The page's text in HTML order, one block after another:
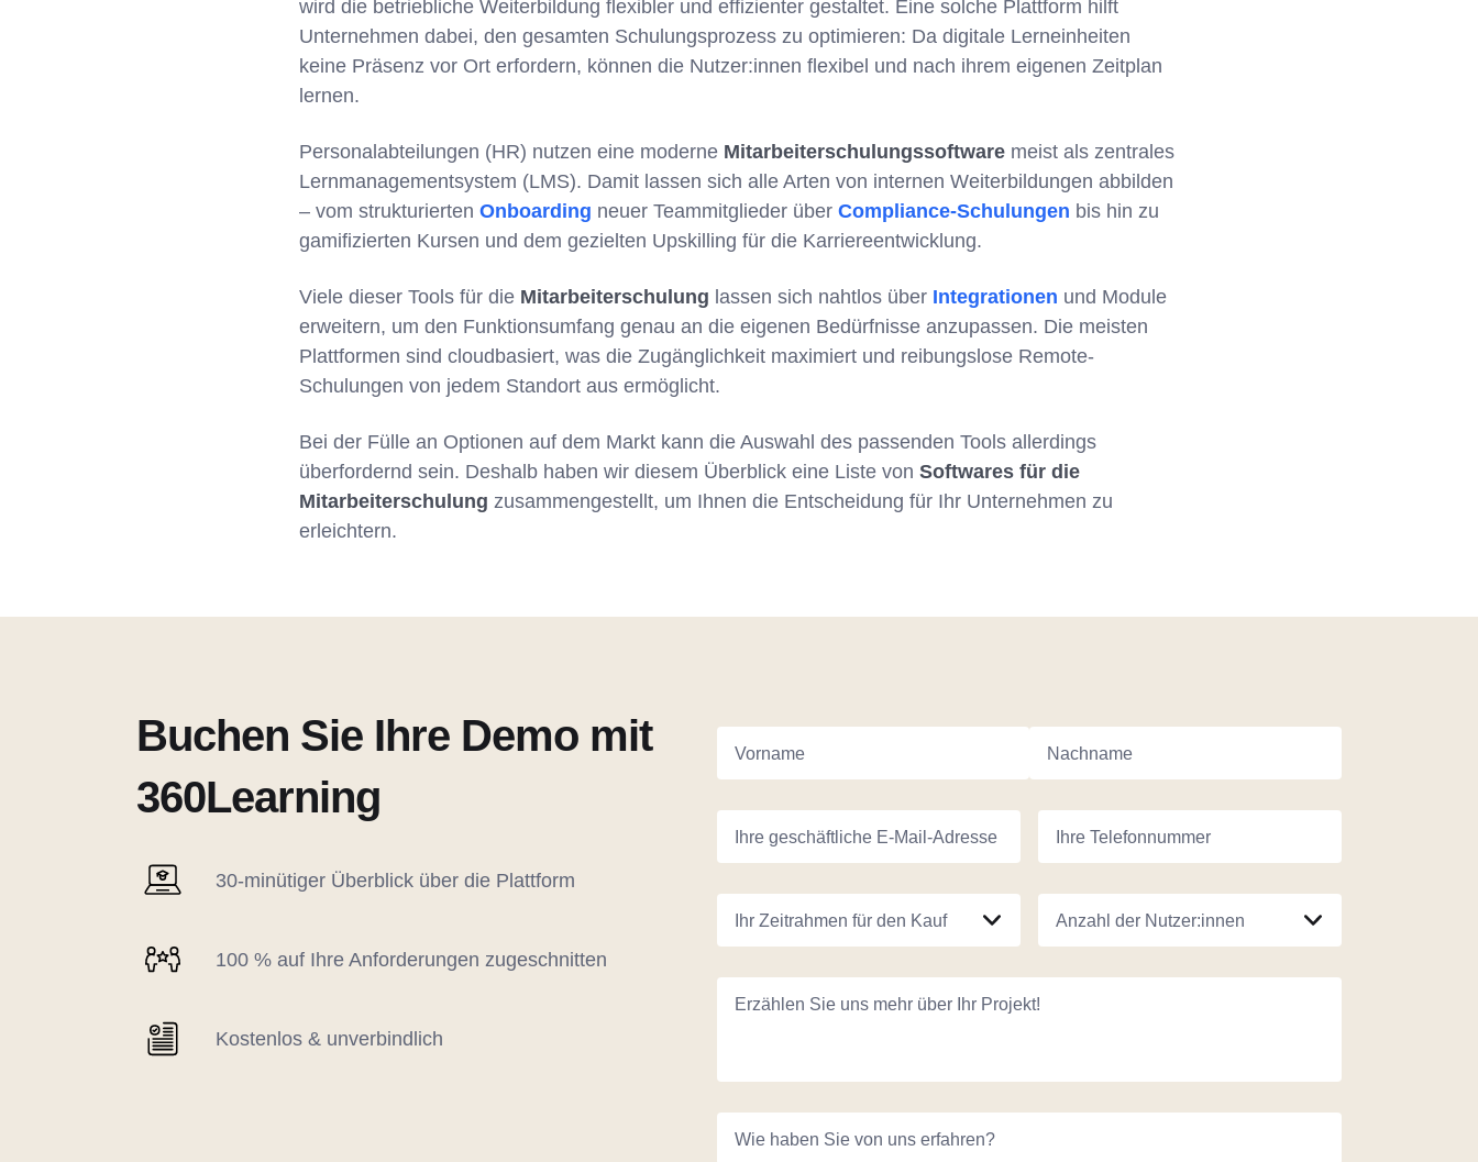
wird die betriebliche Weiterbildung flexibler und effizienter gestaltet. Eine solche Plattform hilft
Unternehmen dabei, den gesamten Schulungsprozess zu optimieren: Da digitale Lerneinheiten
keine Präsenz vor Ort erfordern, können die Nutzer:innen flexibel und nach ihrem eigenen Zeitplan
lernen.
Personalabteilungen (HR) nutzen eine moderne Mitarbeiterschulungssoftware meist als zentrales
Lernmanagementsystem (LMS). Damit lassen sich alle Arten von internen Weiterbildungen abbilden
– vom strukturierten Onboarding neuer Teammitglieder über Compliance-Schulungen bis hin zu
gamifizierten Kursen und dem gezielten Upskilling für die Karriereentwicklung.
Viele dieser Tools für die Mitarbeiterschulung lassen sich nahtlos über Integrationen und Module
erweitern, um den Funktionsumfang genau an die eigenen Bedürfnisse anzupassen. Die meisten
Plattformen sind cloudbasiert, was die Zugänglichkeit maximiert und reibungslose Remote-
Schulungen von jedem Standort aus ermöglicht.
Bei der Fülle an Optionen auf dem Markt kann die Auswahl des passenden Tools allerdings
überfordernd sein. Deshalb haben wir diesem Überblick eine Liste von Softwares für die
Mitarbeiterschulung zusammengestellt, um Ihnen die Entscheidung für Ihr Unternehmen zu
erleichtern.
Buchen Sie Ihre Demo mit
360Learning
30-minütiger Überblick über die Plattform
100 % auf Ihre Anforderungen zugeschnitten
Kostenlos & unverbindlich
Vorname Nachname
Ihre geschäftliche E-Mail-Adresse Ihre Telefonnummer
Ihr Zeitrahmen für den Kauf Anzahl der Nutzer:innen
Erzählen Sie uns mehr über Ihr Projekt!
Wie haben Sie von uns erfahren?